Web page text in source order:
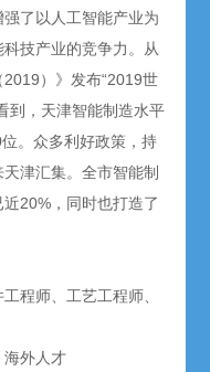
了以人工智能产业为
技产业的竞争力。从
2019）》发布“2019世
到，天津智能制造水平
。众多利好政策，持
津汇集。全市智能制
20%，同时也打造了
程师、工艺工程师、
海外人才